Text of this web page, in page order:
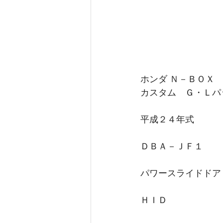
ホンダ Ｎ－ＢＯＸ
カスタム　Ｇ・Ｌ
平成２４年式
ＤＢＡ－ＪＦ１
パワースライドドア
ＨＩＤ